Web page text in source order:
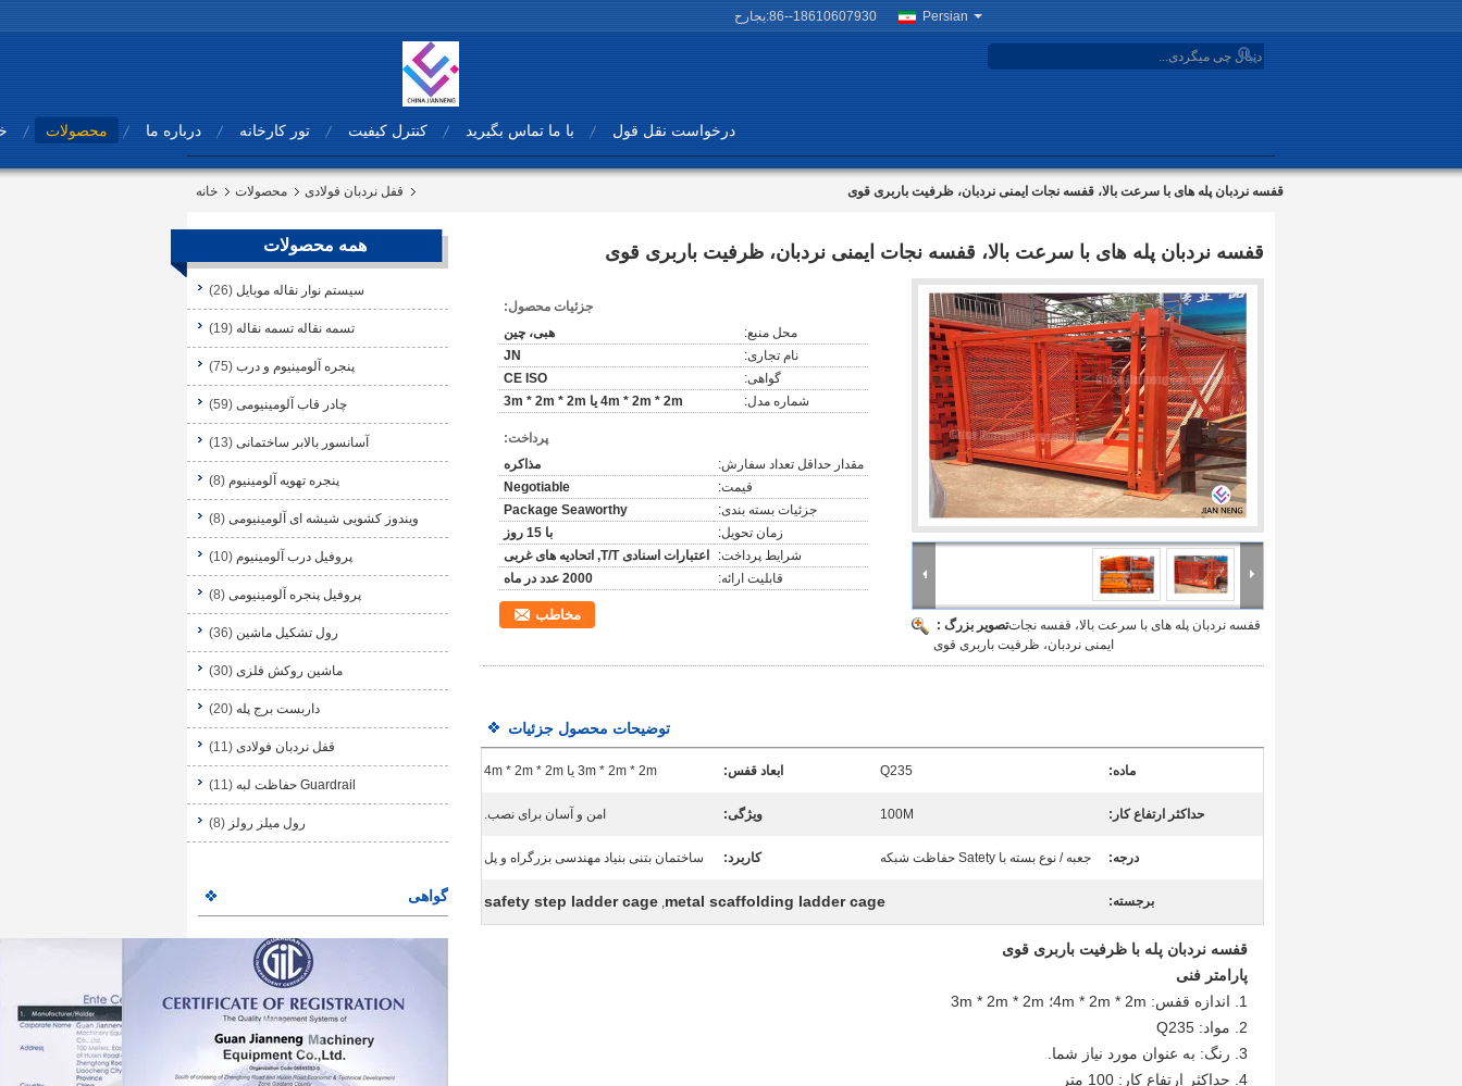
حراجی:86--18610607930 Persian
search
محصولات درباره ما تور کارخانه کنترل کیفیت با ما تماس بگیرید درخواست نقل قول
خانه محصولات قفل نردبان فولادی قفسه نردبان پله های با سرعت بالا، قفسه نجات ایمنی نردبان، ظرفیت باربری قوی
همه محصولات
سیستم نوار نقاله موبایل (26)
تسمه نقاله تسمه نقاله (19)
پنجره آلومینیوم و درب (75)
چادر قاب آلومینیومی (59)
آسانسور بالابر ساختمانی (13)
پنجره تهویه آلومینیوم (8)
ویندوز کشویی شیشه ای آلومینیومی (8)
پروفیل درب آلومینیوم (10)
پروفیل پنجره آلومینیومی (8)
رول تشکیل ماشین (36)
ماشین روکش فلزی (30)
داربست برج پله (20)
قفل نردبان فولادی (11)
Guardrail حفاظت لبه (11)
رول میلز رولز (8)
گواهی
قفسه نردبان پله های با سرعت بالا، قفسه نجات ایمنی نردبان، ظرفیت باربری قوی
تصویر بزرگ :قفسه نردبان پله های با سرعت بالا، قفسه نجات
ایمنی نردبان، ظرفیت باربری قوی
جزئیات محصول:
محل منبع:
هبی، چین
نام تجاری:
JN
گواهی:
CE ISO
شماره مدل:
4m * 2m * 2m یا 3m * 2m * 2m
پرداخت:
مقدار حداقل تعداد سفارش:
مذاکره
قیمت:
Negotiable
جزئیات بسته بندی:
Package Seaworthy
زمان تحویل:
با 15 روز
شرایط پرداخت:
اعتبارات اسنادی T/T, اتحادیه های غربی
قابلیت ارائه:
2000 عدد در ماه
مخاطب
توضیحات محصول جزئیات
ماده: Q235 ابعاد قفس: 3m * 2m * 2m یا 4m * 2m * 2m
حداکثر ارتفاع کار: 100M ویژگی: امن و آسان برای نصب.
درجه: جعبه / نوع بسته با Satety حفاظت شبکه کاربرد: ساختمان بتنی بنیاد مهندسی بزرگراه و پل
برجسته: metal scaffolding ladder cage
,
safety step ladder cage
قفسه نردبان پله با ظرفیت باربری قوی
پارامتر فنی
1. اندازه قفس: 4m * 2m * 2m؛ 3m * 2m * 2m
2. مواد: Q235
3. رنگ: به عنوان مورد نیاز شما.
4. حداکثر ارتفاع کار: 100 متر